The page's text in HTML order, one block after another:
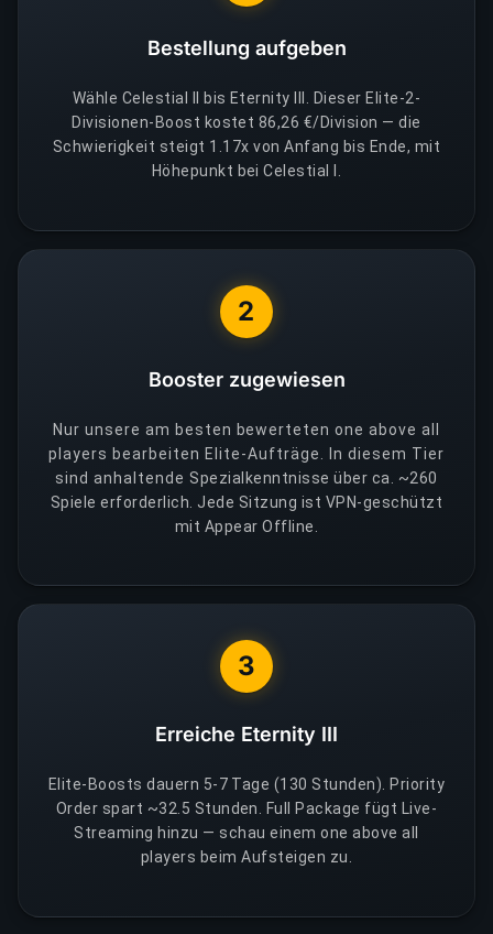
Bestellung aufgeben
Wähle Celestial II bis Eternity III. Dieser Elite-2-
Divisionen-Boost kostet 86,26 €/Division — die
Schwierigkeit steigt 1.17x von Anfang bis Ende, mit
Höhepunkt bei Celestial I.
2
Booster zugewiesen
Nur unsere am besten bewerteten one above all
players bearbeiten Elite-Aufträge. In diesem Tier
sind anhaltende Spezialkenntnisse über ca. ~260
Spiele erforderlich. Jede Sitzung ist VPN-geschützt
mit Appear Offline.
3
Erreiche Eternity III
Elite-Boosts dauern 5-7 Tage (130 Stunden). Priority
Order spart ~32.5 Stunden. Full Package fügt Live-
Streaming hinzu — schau einem one above all
players beim Aufsteigen zu.